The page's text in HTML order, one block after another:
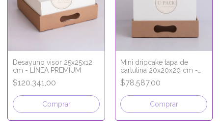
Desayuno visor 25x25x12
cm - LÍNEA PREMIUM
$120.341,00
Comprar
Mini dripcake tapa de
cartulina 20x20x20 cm -
LÍNEA PREMIUM
$78.587,00
Comprar